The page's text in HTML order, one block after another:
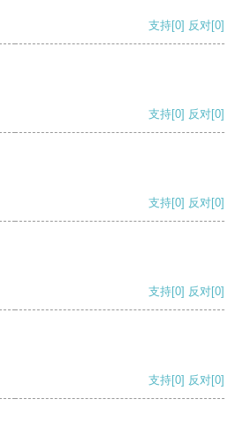
支持[0] 反对[0]
支持[0] 反对[0]
支持[0] 反对[0]
支持[0] 反对[0]
支持[0] 反对[0]